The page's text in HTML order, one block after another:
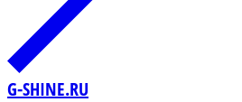
G-SHINE.RU